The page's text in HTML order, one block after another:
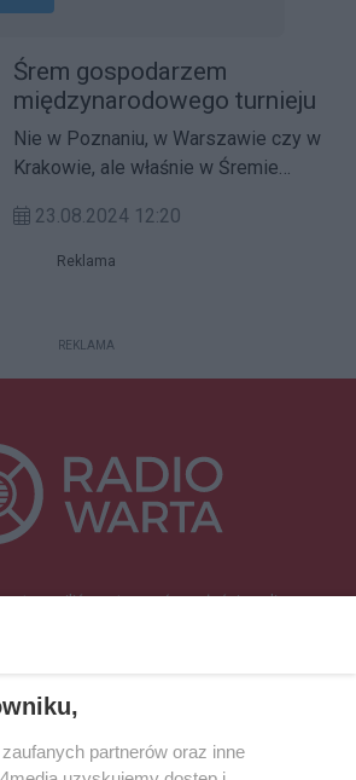
Śrem gospodarzem
międzynarodowego turnieju
Nie w Poznaniu, w Warszawie czy w
Krakowie, ale właśnie w Śremie
Polski w Kręglarstwie Parkietowym.
23.08.2024 12:20
Reklama
REKLAMA
stworzyć rozgłośnię radiową
Gniezno, Ostrów Wlkp.).
partnerów oraz inne